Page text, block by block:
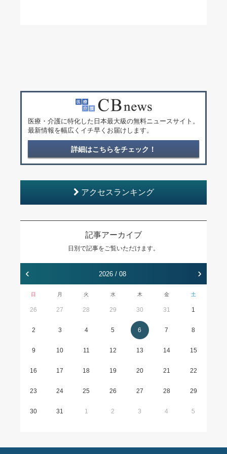
医療・介護に特化した日本最大級の無料ニュースサイト。
最新情報を幅広くイチ早くお届けします。
詳細はこちらをチェック！
アクセスランキング
記事アーカイブ
日別で記事をご覧いただけます。
‹ 2026 / 08 ›
日 月 火 水 木 金 土
26 27 28 29 30 31 1
2 3 4 5 6 7 8
9 10 11 12 13 14 15
16 17 18 19 20 21 22
23 24 25 26 27 28 29
30 31 1 2 3 4 5